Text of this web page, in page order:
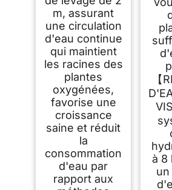
m, assurant
une circulation
d'eau continue
qui maintient
les racines des
plantes
oxygénées,
favorise une
croissance
saine et réduit
la
consommation
d'eau par
rapport aux
【
à 8